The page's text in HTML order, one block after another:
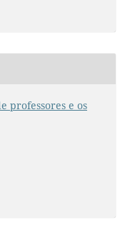
professores e os